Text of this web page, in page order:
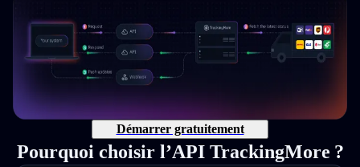
Démarrer gratuitement
Pourquoi choisir l’API TrackingMore ?